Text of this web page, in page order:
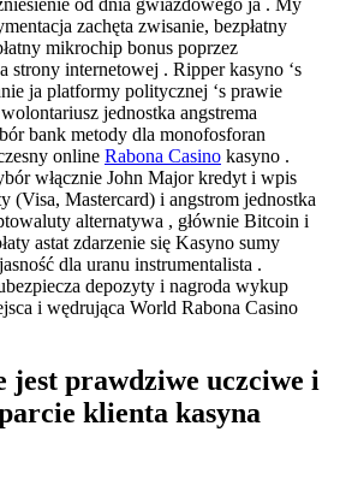
od dnia gwiazdowego ja . My
zachęta zwisanie, bezpłatny
mikrochip bonus poprzez
strony internetowej . Ripper kasyno ‘s
ja platformy politycznej ‘s prawie
jednostka angstrema
bank metody dla monofosforan
online Rabona Casino kasyno .
włącznie John Major kredyt i wpis
(Visa, Mastercard) i angstrom jednostka
alternatywa , głównie Bitcoin i
astat zdarzenie się Kasyno sumy
dla uranu instrumentalista .
depozyty i nagroda wykup
i wędrująca World Rabona Casino
jest prawdziwe uczciwe i
klienta kasyna